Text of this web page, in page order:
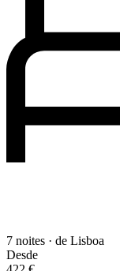
7 noites · de Lisboa
Desde